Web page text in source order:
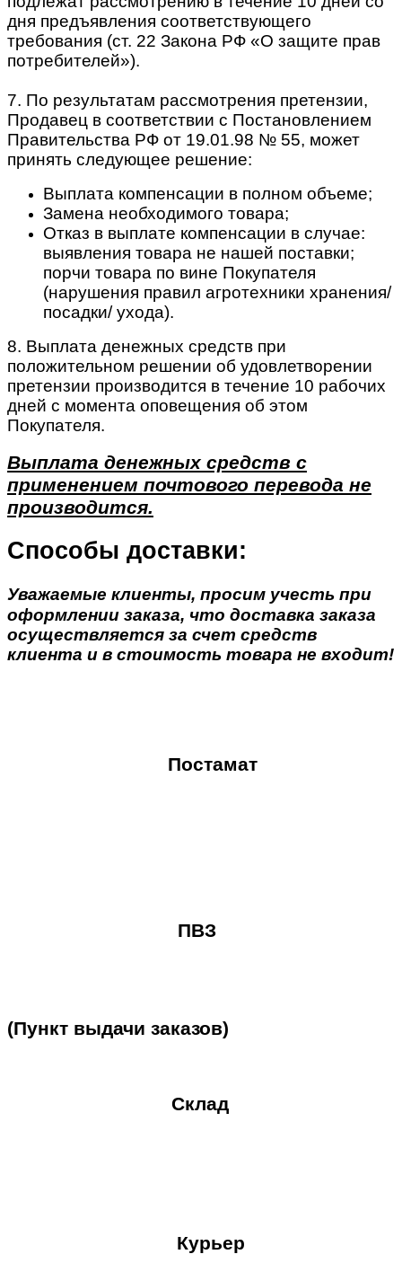
дня предъявления соответствующего
требования (ст. 22 Закона РФ «О защите прав
потребителей»).
7. По результатам рассмотрения претензии,
Продавец в соответствии с Постановлением
Правительства РФ от 19.01.98 № 55, может
принять следующее решение:
Выплата компенсации в полном объеме;
Замена необходимого товара;
Отказ в выплате компенсации в случае:
выявления товара не нашей поставки;
порчи товара по вине Покупателя
(нарушения правил агротехники хранения/
посадки/ ухода).
8. Выплата денежных средств при
положительном решении об удовлетворении
претензии производится в течение 10 рабочих
дней с момента оповещения об этом
Покупателя.
Выплата денежных средств с
применением почтового перевода не
производится.
Способы доставки:
Уважаемые клиенты, просим учесть при
оформлении заказа, что доставка заказа
осуществляется за счет средств
клиента и в стоимость товара не входит!
Постамат
ПВЗ
(Пункт выдачи заказов)
Склад
Курьер